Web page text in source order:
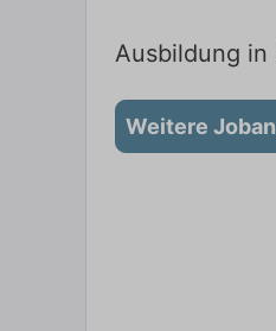
Ausbildung
Weitere